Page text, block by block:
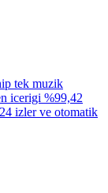
tek muzik
icerigi %99,42
izler ve otomatik